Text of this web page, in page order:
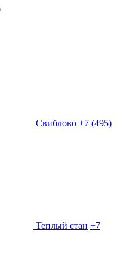
Свиблово +7 (495)
Теплый стан +7